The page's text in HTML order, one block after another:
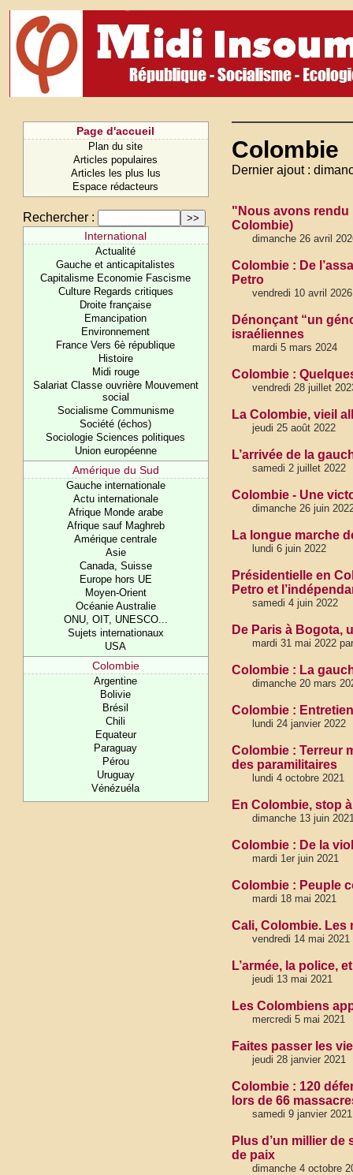
Page d'accueil
Plan du site
Articles populaires
Articles les plus lus
Espace rédacteurs
Rechercher :
International
Actualité
Gauche et anticapitalistes
Capitalisme Economie Fascisme
Culture Regards critiques
Droite française
Emancipation
Environnement
France Vers 6è république
Histoire
Midi rouge
Salariat Classe ouvrière Mouvement
social
Socialisme Communisme
Société (échos)
Sociologie Sciences politiques
Union européenne
Amérique du Sud
Gauche internationale
Actu internationale
Afrique Monde arabe
Afrique sauf Maghreb
Amérique centrale
Asie
Canada, Suisse
Europe hors UE
Moyen-Orient
Océanie Australie
ONU, OIT, UNESCO...
Sujets internationaux
USA
Colombie
Argentine
Bolivie
Brésil
Chili
Equateur
Paraguay
Pérou
Uruguay
Vénézuéla
Colombie
Dernier ajout :
"Nous avons rendu
Colombie)
dimanche 26 avril
Colombie : De
Petro
vendredi 10 avril
Dénonçant “un
israéliennes
mardi 5 mars 2024
Colombie :
vendredi 28 juillet
La Colombie, vieil
jeudi 25 août 2022
L’arrivée de la
samedi 2 juillet 2022
Colombie - Une
dimanche 26 juin
La longue marche
lundi 6 juin 2022
Présidentielle en
Petro et
samedi 4 juin 2022
De Paris à Bogota,
mardi 31 mai 2022
Colombie : La
dimanche 20 mars
Colombie :
lundi 24 janvier 2022
Colombie : Terreur
des paramilitaires
lundi 4 octobre 2021
En Colombie, stop
dimanche 13 juin
Colombie : De la
mardi 1er juin 2021
Colombie : Peuple
mardi 18 mai 2021
Cali, Colombie. Les
vendredi 14 mai 2021
L’armée, la police,
jeudi 13 mai 2021
Les Colombiens
mercredi 5 mai 2021
Faites passer les
jeudi 28 janvier 2021
Colombie : 120
lors de 66
samedi 9 janvier 2021
Plus d’un millier
de paix
dimanche 4 octobre